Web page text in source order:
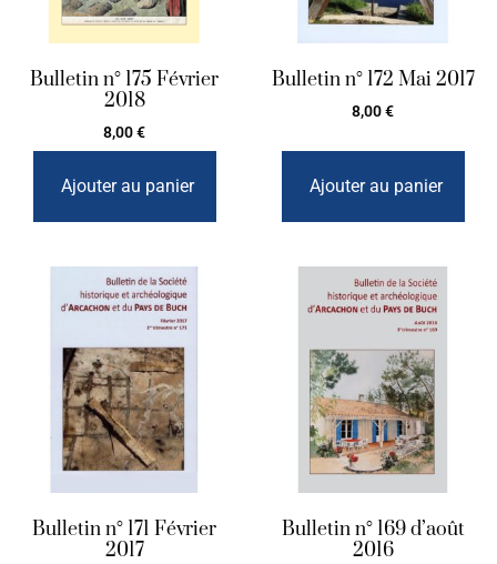
Bulletin n° 175 Février
2018
8,00€
Ajouter au panier
Bulletin n° 172 Mai 2017
8,00€
Ajouter au panier
Bulletin n° 171 Février
2017
Bulletin n° 169 d’août
2016